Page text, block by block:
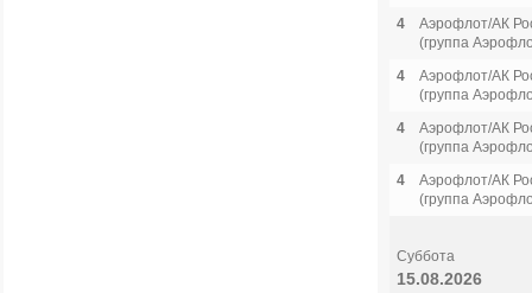
4
Аэрофлот/АК
(группа
4
Аэрофлот/АК
(группа
4
Аэрофлот/АК
(группа
4
Аэрофлот/АК
(группа
Суббота
15.08.2026